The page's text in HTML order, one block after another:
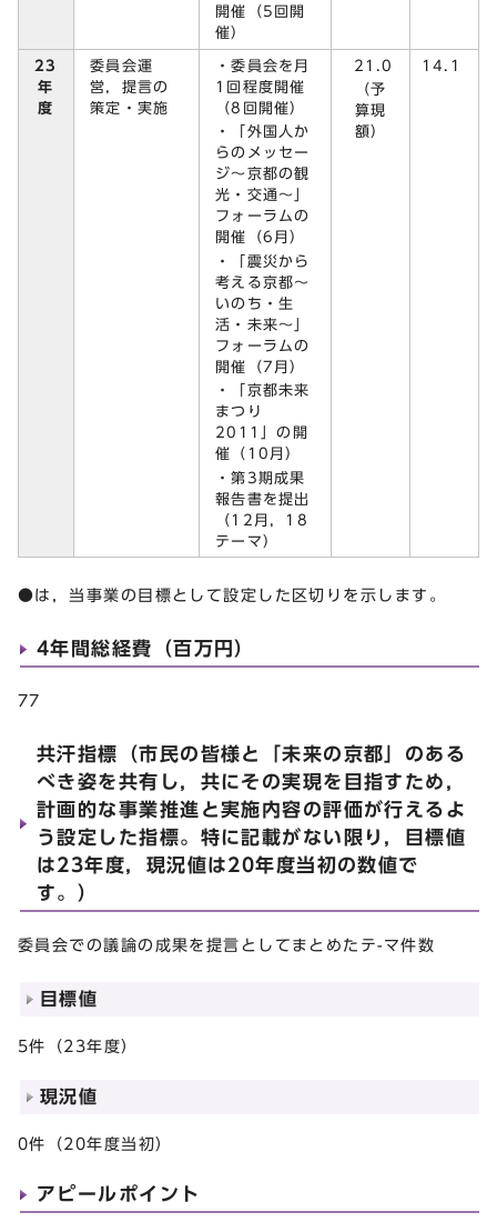
開催（5回開
催）
23
年
度
委員会運
営，提言の
策定・実施
・委員会を月
1回程度開催
（8回開催）
・「外国人か
らのメッセー
ジ～京都の観
光・交通～」
フォーラムの
開催（6月）
・「震災から
考える京都～
いのち・生
活・未来～」
フォーラムの
開催（7月）
・「京都未来
まつり
2011」の開
催（10月）
・第3期成果
報告書を提出
（12月，18
テーマ）
21.0
（予
算現
額）
14.1
●は，当事業の目標として設定した区切りを示します。
4年間総経費（百万円）
77
共汗指標（市民の皆様と「未来の京都」のある
べき姿を共有し，共にその実現を目指すため，
計画的な事業推進と実施内容の評価が行えるよ
う設定した指標。特に記載がない限り，目標値
は23年度，現況値は20年度当初の数値で
す。）
委員会での議論の成果を提言としてまとめたテ-マ件数
目標値
5件（23年度）
現況値
0件（20年度当初）
アピールポイント